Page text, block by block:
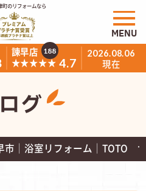
町のリフォームなら
諫早店
★★★★★ 4.7
188 2026.08.06
現在
MENU
グ
市│浴室リフォーム│TOTO